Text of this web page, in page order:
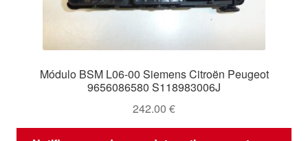
Módulo BSM L06-00 Siemens Citroën Peugeot
9656086580 S118983006J
242.00 €